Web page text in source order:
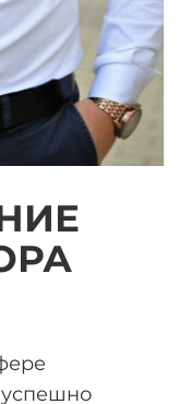
успешно